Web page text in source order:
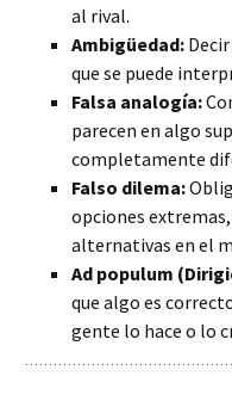
al rival.
Ambigüedad:
que se puede
Falsa analogía:
parecen en algo
completamente
Falso dilema:
opciones
alternativas en el
Ad populum
que algo es
gente lo hace o lo